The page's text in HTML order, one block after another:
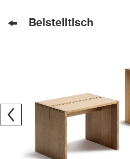
Beistelltisch